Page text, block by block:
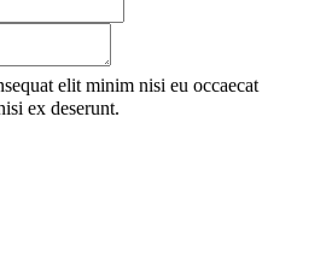
elit minim nisi eu occaecat
ex deserunt.